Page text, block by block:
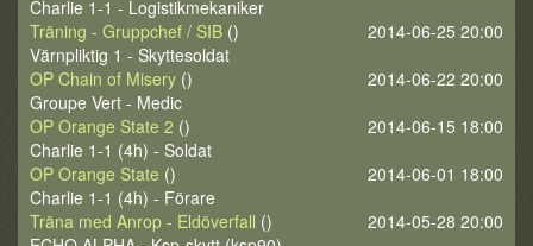
Charlie 1-1 - Logistikmekaniker
2014-06-25 20:00
Träning - Gruppchef / SIB ()
Värnpliktig 1 - Skyttesoldat
2014-06-22 20:00
OP Chain of Misery ()
Groupe Vert - Medic
2014-06-15 18:00
OP Orange State 2 ()
Charlie 1-1 (4h) - Soldat
2014-06-01 18:00
OP Orange State ()
Charlie 1-1 (4h) - Förare
2014-05-28 20:00
Träna med Anrop - Eldöverfall ()